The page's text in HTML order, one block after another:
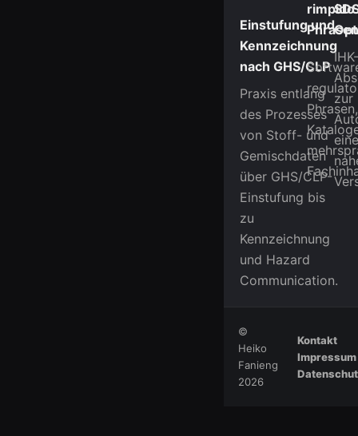
Einstufung und
Kennzeichnung
nach GHS/CLP
Praxis entlang
des Prozesses
von Stoff- und
Gemischdaten
über GHS/CLP-
Einstufung bis
zu
Kennzeichnung
und Hazard
Communication.
rimpido
Phrasen,
IHK-
zur
©
Heiko
Fanieng
2026
Kontakt
Impressum